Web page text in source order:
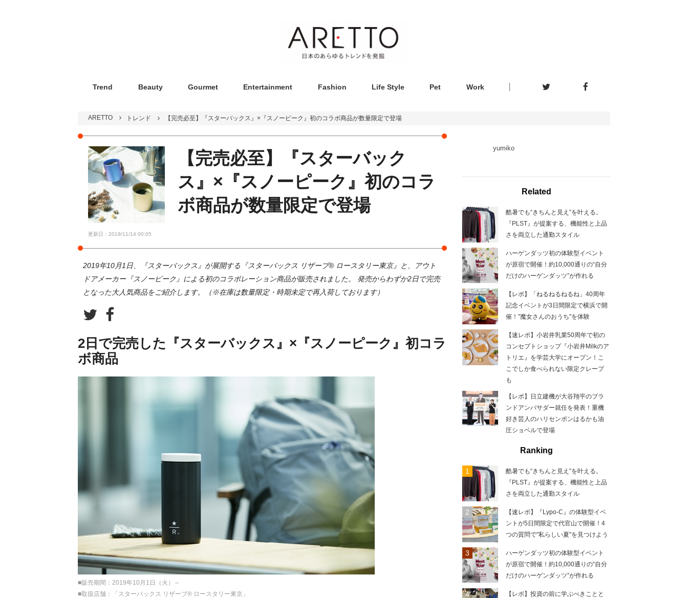
Trend Beauty Gourmet Entertainment Fashion Life Style Pet Work
ARETTO トレンド 【完売必至】『スターバックス』×『スノーピーク』初のコラボ商品が数量限定で登場
【完売必至】『スターバック
ス』×『スノーピーク』初のコラ
ボ商品が数量限定で登場
更新日：2019/11/14 00:05
2019年10月1日、『スターバックス』が展開する『スターバックス リザーブ® ロースタリー東京』と、アウト
ドアメーカー『スノーピーク』による初のコラボレーション商品が販売されました。 発売からわずか2日で完売
となった大人気商品をご紹介します。（※在庫は数量限定・時期未定で再入荷しております）
2日で完売した『スターバックス』×『スノーピーク』初コラ
ボ商品
■販売期間：2019年10月1日（火）～
■取扱店舗：「スターバックス リザーブ® ロースタリー東京」
yumiko
Related
酷暑でも“きちんと見え”を叶える。
『PLST』が提案する、機能性と上品
さを両立した通勤スタイル
ハーゲンダッツ初の体験型イベント
が原宿で開催！約10,000通りの“自分
だけのハーゲンダッツ”が作れる
【レポ】「ねるねるねるね」40周年
記念イベントが3日間限定で横浜で開
催！"魔女さんのおうち"を体験
【速レポ】小岩井乳業50周年で初の
コンセプトショップ『小岩井Milkのア
トリエ』を学芸大学にオープン！こ
こでしか食べられない限定クレープ
も
【レポ】日立建機が大谷翔平のブラ
ンドアンバサダー就任を発表！重機
好き芸人のハリセンボンはるかも油
圧ショベルで登場
Ranking
酷暑でも“きちんと見え”を叶える。
『PLST』が提案する、機能性と上品
さを両立した通勤スタイル
【速レポ】『Lypo-C』の体験型イベ
ントが5日間限定で代官山で開催！4
つの質問で"私らしい夏"を見つけよう
ハーゲンダッツ初の体験型イベント
が原宿で開催！約10,000通りの“自分
だけのハーゲンダッツ”が作れる
【レポ】投資の前に学ぶべきことと